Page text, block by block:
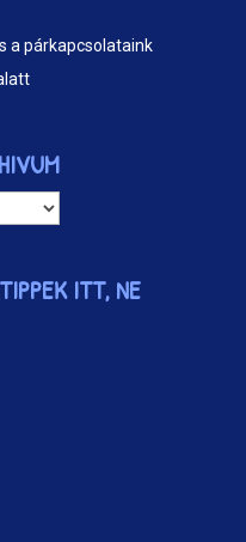
a párkapcsolataink
ITT, NE